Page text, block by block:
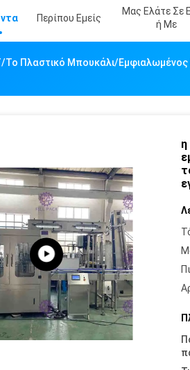
Περίπου Εμείς
Μας Ελάτε Σε
Ή Με
το Πλαστικό Μπουκάλι/